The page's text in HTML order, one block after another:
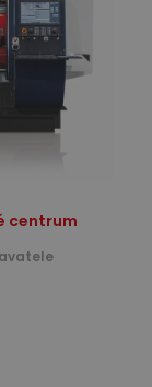
centrum